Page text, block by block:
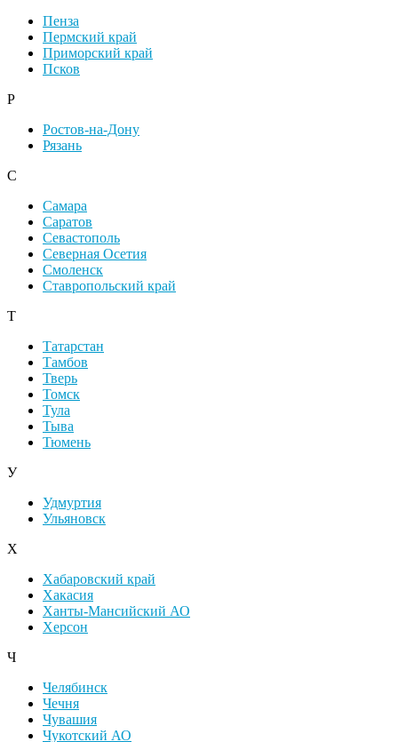
Пенза
Пермский край
Приморский край
Псков
Р
Ростов-на-Дону
Рязань
С
Самара
Саратов
Севастополь
Северная Осетия
Смоленск
Ставропольский край
Т
Татарстан
Тамбов
Тверь
Томск
Тула
Тыва
Тюмень
У
Удмуртия
Ульяновск
Х
Хабаровский край
Хакасия
Ханты-Мансийский АО
Херсон
Ч
Челябинск
Чечня
Чувашия
Чукотский АО